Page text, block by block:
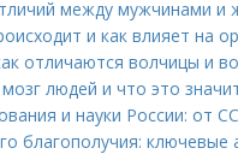
между мужчинами и
и как влияет на
отличаются волчицы и
людей и что это
и науки России: от
благополучия: ключевые